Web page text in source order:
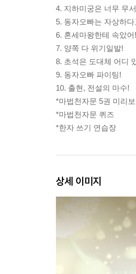
4. 지하미궁은 너무 무
5. 동자오빠는 자상하다
6. 혼세마왕한테 속았어!
7. 양쪽 다 위기일발!
8. 초석은 도대체 어디
9. 동자오빠 파이팅!
10. 출현, 전설의 마수!
*마법천자문 5권 미리보
*마법천자문 퀴즈
*한자 쓰기 연습장
상세 이미지